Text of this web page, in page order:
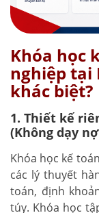
Khóa học
nghiệp tại
khác biệt?
1. Thiết kế
(Không dạy
Khóa học kế
các lý thuyết
toán, định
túy. Khóa học